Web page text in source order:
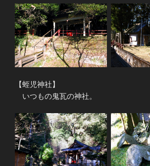
【蛭児神社】
いつもの鬼瓦の神社。